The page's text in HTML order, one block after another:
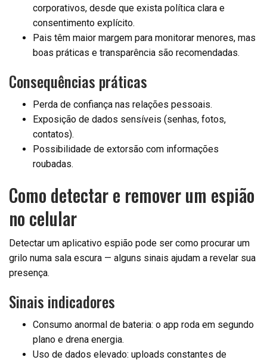
corporativos, desde que exista política clara e
consentimento explícito.
Pais têm maior margem para monitorar menores, mas
boas práticas e transparência são recomendadas.
Consequências práticas
Perda de confiança nas relações pessoais.
Exposição de dados sensíveis (senhas, fotos,
contatos).
Possibilidade de extorsão com informações
roubadas.
Como detectar e remover um espião
no celular
Detectar um aplicativo espião pode ser como procurar um
grilo numa sala escura — alguns sinais ajudam a revelar sua
presença.
Sinais indicadores
Consumo anormal de bateria: o app roda em segundo
plano e drena energia.
Uso de dados elevado: uploads constantes de